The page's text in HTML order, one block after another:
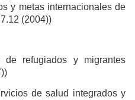
y metas internacionales de
(2004))
refugiados y migrantes
de salud integrados y